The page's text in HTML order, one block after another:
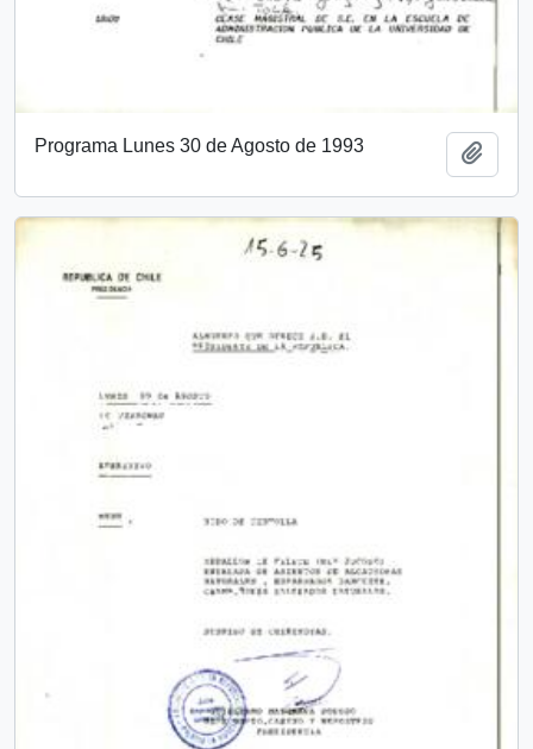
Programa Lunes 30 de Agosto de 1993